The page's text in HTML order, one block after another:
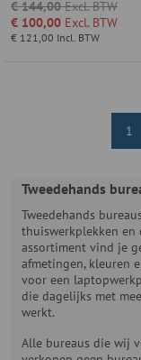
€ 144,00 Excl. BTW
€ 121,00 Incl. BTW
€ 100,00 Excl. BTW
1
Tweedehands
Tweedehands
thuiswerkplekken
assortiment vind je
afmetingen, kleuren
voor een
die dagelijks met
werkt.
Alle bureaus die wij